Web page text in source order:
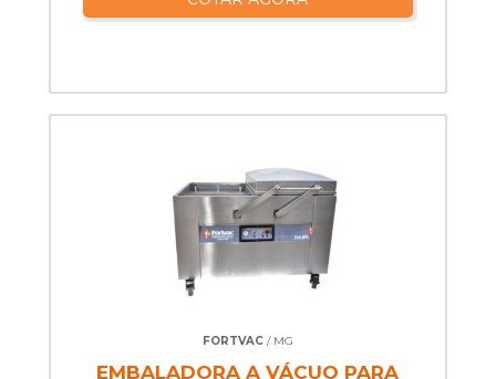
FORTVAC/ MG
EMBALADORA A VÁCUO PARA